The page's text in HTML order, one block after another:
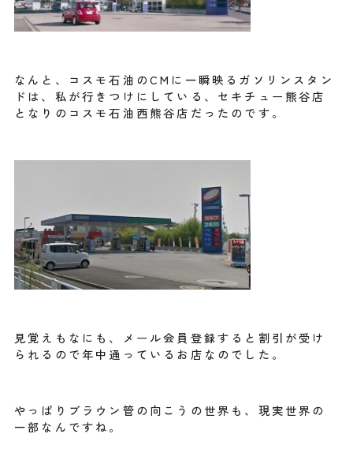
なんと、コスモ石油のCMに一瞬映るガソリンスタン
ドは、私が行きつけにしている、セキチュー熊谷店
となりのコスモ石油西熊谷店だったのです。
見覚えもなにも、メール会員登録すると割引が受け
られるので年中通っているお店なのでした。
やっぱりブラウン管の向こうの世界も、現実世界の
一部なんですね。